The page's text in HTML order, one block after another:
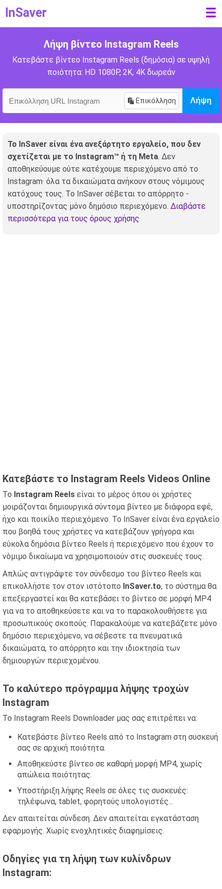
InSaver ☰
Λήψη βίντεο Instagram Reels
Κατεβάστε βίντεο Instagram Reels (δημόσια) σε υψηλή
ποιότητα: HD 1080P, 2K, 4K δωρεάν
Επικόλληση Λήψη
Το InSaver είναι ένα ανεξάρτητο εργαλείο, που δεν
σχετίζεται με το Instagram™ ή τη Meta. Δεν
αποθηκεύουμε ούτε κατέχουμε περιεχόμενο από το
Instagram· όλα τα δικαιώματα ανήκουν στους νόμιμους
κατόχους τους. Το InSaver σέβεται το απόρρητο -
υποστηρίζοντας μόνο δημόσιο περιεχόμενο. Διαβάστε
περισσότερα για τους όρους χρήσης
Κατεβάστε το Instagram Reels Videos Online
Το Instagram Reels είναι το μέρος όπου οι χρήστες
μοιράζονται δημιουργικά σύντομα βίντεο με διάφορα εφέ,
ήχο και ποικίλο περιεχόμενο. Το InSaver είναι ένα εργαλείο
που βοηθά τους χρήστες να κατεβάζουν γρήγορα και
εύκολα δημόσια βίντεο Reels ή περιεχόμενο που έχουν το
νόμιμο δικαίωμα να χρησιμοποιούν στις συσκευές τους.
Απλώς αντιγράψτε τον σύνδεσμο του βίντεο Reels και
επικολλήστε τον στον ιστότοπο InSaver.to, το σύστημα θα
επεξεργαστεί και θα κατεβάσει το βίντεο σε μορφή MP4
για να το αποθηκεύσετε και να το παρακολουθήσετε για
προσωπικούς σκοπούς. Παρακαλούμε να κατεβάζετε μόνο
δημόσιο περιεχόμενο, να σέβεστε τα πνευματικά
δικαιώματα, το απόρρητο και την ιδιοκτησία των
δημιουργών περιεχομένου.
Το καλύτερο πρόγραμμα λήψης τροχών
Instagram
Το Instagram Reels Downloader μας σας επιτρέπει να:
Κατεβάστε βίντεο Reels από το Instagram στη συσκευή
σας σε αρχική ποιότητα.
Αποθηκεύστε βίντεο σε καθαρή μορφή MP4, χωρίς
απώλεια ποιότητας.
Υποστήριξη λήψης Reels σε όλες τις συσκευές:
τηλέφωνα, tablet, φορητούς υπολογιστές...
Δεν απαιτείται σύνδεση. Δεν απαιτείται εγκατάσταση
εφαρμογής. Χωρίς ενοχλητικές διαφημίσεις.
Οδηγίες για τη λήψη των κυλίνδρων
Instagram: